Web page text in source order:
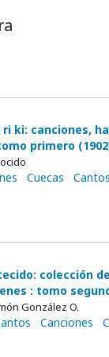
ri ki: canciones,
primero
Cuecas Cantos
colección
: tomo
González O.
Canciones